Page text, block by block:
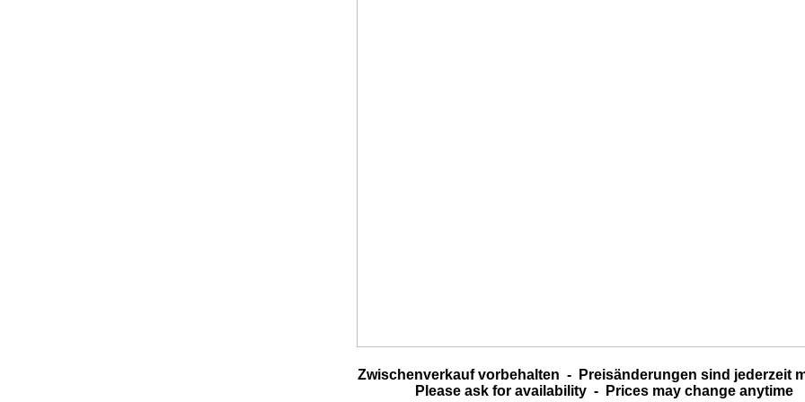
Zwischenverkauf vorbehalten - Preisänderungen sind jederzeit
Please ask for availability - Prices may change anytime